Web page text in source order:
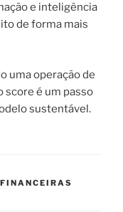
e inteligência
de forma mais
uma operação de
é um passo
sustentável.